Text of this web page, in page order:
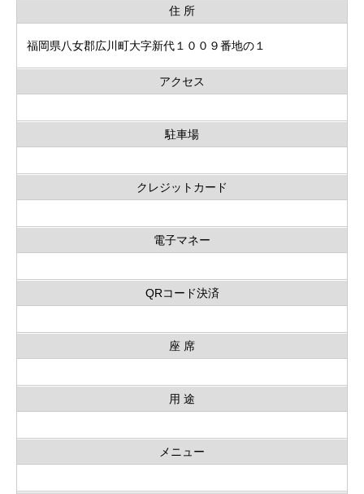
住 所
福岡県八女郡広川町大字新代１００９番地の１
アクセス
駐車場
クレジットカード
電子マネー
QRコード決済
座 席
用 途
メニュー